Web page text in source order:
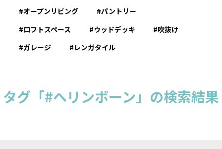
オープンリビング
パントリー
ロフトスペース
ウッドデッキ
吹抜け
ガレージ
レンガタイル
タグ「#ヘリンボーン」の検索結果